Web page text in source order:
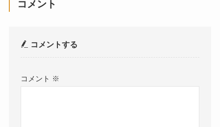
コメント
コメントする
コメント ※